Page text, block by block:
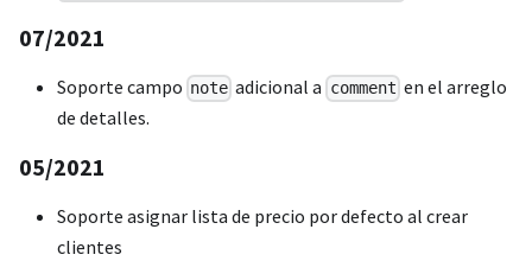
07/2021
Soporte campo note adicional a comment en el arreglo
de detalles.
05/2021
Soporte asignar lista de precio por defecto al crear
clientes